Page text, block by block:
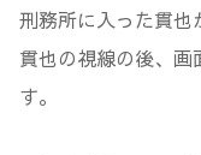
刑務所に入った貫也
貫也の視線の後、画
す。